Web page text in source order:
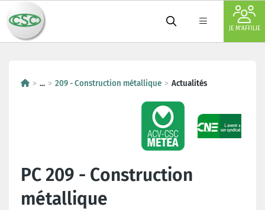
JE M'AFFILIE
... 209 - Construction métallique Actualités
PC 209 - Construction
métallique